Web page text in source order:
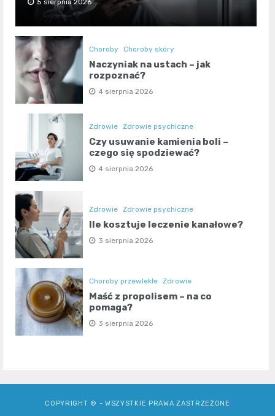
Choroby Choroby skóry
Naczyniak na ustach – jak
rozpoznać?
4 sierpnia 2026
Zdrowie Zdrowie psychiczne
Czy usuwanie kamienia boli –
czego się spodziewać?
4 sierpnia 2026
Zdrowie Zdrowie psychiczne
Ile kosztuje leczenie kanałowe?
3 sierpnia 2026
Choroby przewlekłe Zdrowie
Maść z propolisem – na co
pomaga?
3 sierpnia 2026
COPYRIGHT © - WSZYSTKIE PRAWA ZASTRZEŻONE